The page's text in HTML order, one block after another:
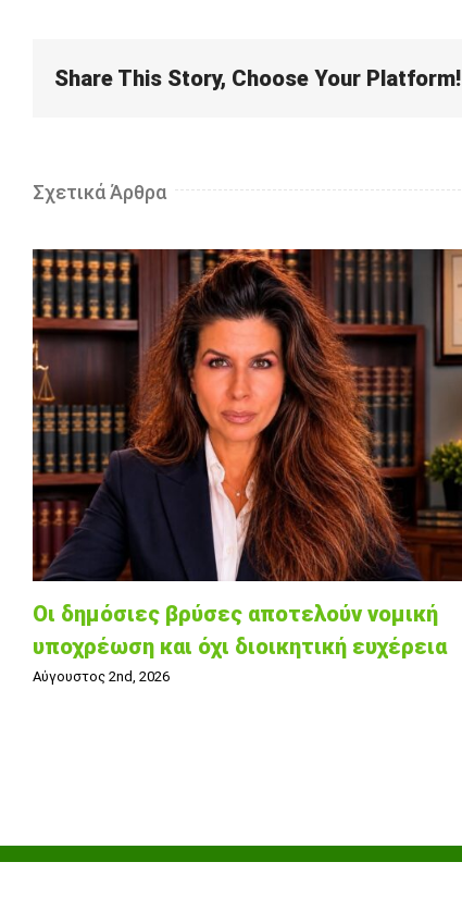
Share This Story, Choose Your Platform!
Σχετικά Άρθρα
Οι δημόσιες βρύσες αποτελούν νομική
υποχρέωση και όχι διοικητική ευχέρεια
Αύγουστος 2nd, 2026